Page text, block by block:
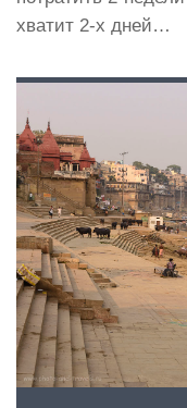
хватит 2-х дней…